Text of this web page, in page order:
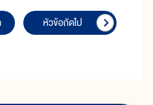
หัวข้อถัดไป